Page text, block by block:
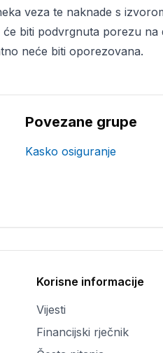
veza te naknade s
biti podvrgnuta porezu na
neće biti oporezovana.
Povezane grupe
Kasko osiguranje
Korisne informacije
Vijesti
Financijski rječnik